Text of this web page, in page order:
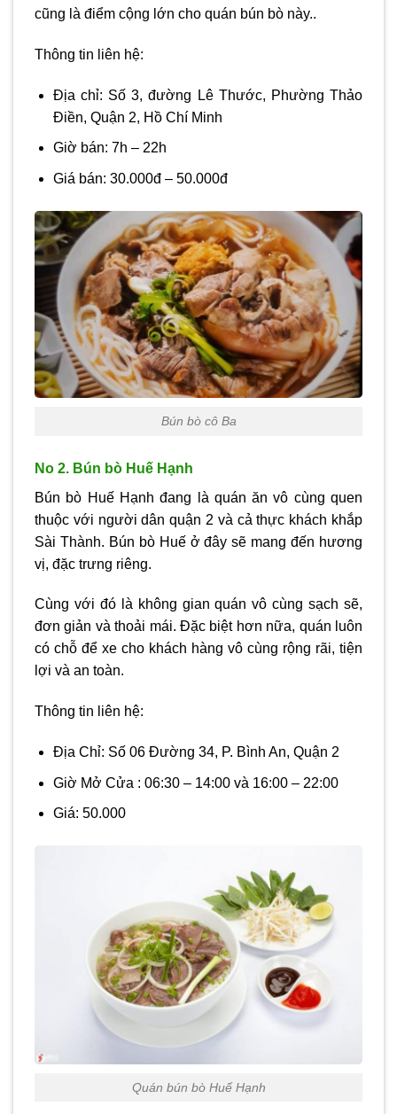
cũng là điểm cộng lớn cho quán bún bò này..
Thông tin liên hệ:
Địa chỉ: Số 3, đường Lê Thước, Phường Thảo
Điền, Quận 2, Hồ Chí Minh
Giờ bán: 7h – 22h
Giá bán: 30.000đ – 50.000đ
Bún bò cô Ba
No 2. Bún bò Huế Hạnh
Bún bò Huế Hạnh đang là quán ăn vô cùng quen
thuộc với người dân quận 2 và cả thực khách khắp
Sài Thành. Bún bò Huế ở đây sẽ mang đến hương
vị, đặc trưng riêng.
Cùng với đó là không gian quán vô cùng sạch sẽ,
đơn giản và thoải mái. Đặc biệt hơn nữa, quán luôn
có chỗ để xe cho khách hàng vô cùng rộng rãi, tiện
lợi và an toàn.
Thông tin liên hệ:
Địa Chỉ: Số 06 Đường 34, P. Bình An, Quận 2
Giờ Mở Cửa : 06:30 – 14:00 và 16:00 – 22:00
Giá: 50.000
Quán bún bò Huế Hạnh